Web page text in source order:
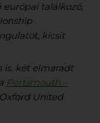
európai találkozó,
kicsit
két elmaradt
Portsmouth –
United